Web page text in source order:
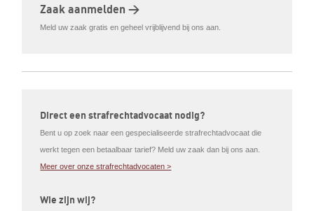
Zaak aanmelden >
Meld uw zaak gratis en geheel vrijblijvend bij ons aan.
Direct een strafrechtadvocaat nodig?
Bent u op zoek naar een gespecialiseerde strafrechtadvocaat die
werkt tegen een betaalbaar tarief? Meld uw zaak dan bij ons aan.
Meer over onze strafrechtadvocaten >
Wie zijn wij?